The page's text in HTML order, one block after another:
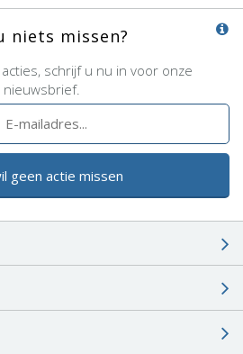
niets missen?
schrijf u nu in voor onze
nieuwsbrief.
geen actie missen